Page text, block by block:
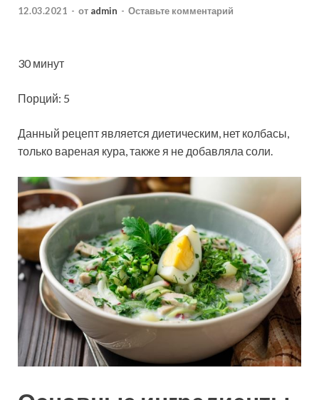
12.03.2021 - от admin - Оставьте комментарий
30 минут
Порций: 5
Данный рецепт является диетическим, нет колбасы,
только вареная кура, также я не добавляла соли.